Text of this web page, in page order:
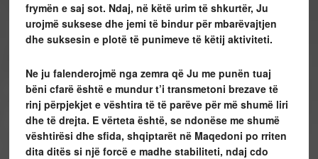
frymën e saj sot. Ndaj, në këtë urim të shkurtër, Ju
urojmë suksese dhe jemi të bindur për mbarëvajtjen
dhe suksesin e plotë të punimeve të këtij aktiviteti.
Ne ju falenderojmë nga zemra që Ju me punën tuaj
bëni cfarë është e mundur t’i transmetoni brezave të
rinj përpjekjet e vështira të të parëve për më shumë liri
dhe të drejta. E vërteta është, se ndonëse me shumë
vështirësi dhe sfida, shqiptarët në Maqedoni po rriten
dita ditës si një forcë e madhe stabiliteti, ndaj cdo